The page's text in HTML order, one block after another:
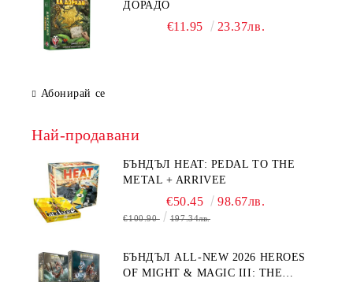
ДОРАДО
€11.95 23.37лв.
Абонирай се
Най-продавани
БЪНДЪЛ HEAT: PEDAL TO THE
METAL + ARRIVEE
€50.45 98.67лв.
€100.90 197.34лв.
БЪНДЪЛ ALL-NEW 2026 HEROES
OF MIGHT & MAGIC III: THE